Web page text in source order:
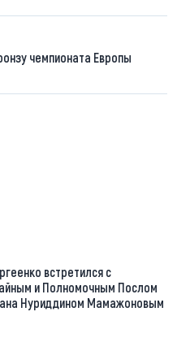
чемпионата Европы
встретился с
и Полномочным Послом
Нуриддином Мамажоновым